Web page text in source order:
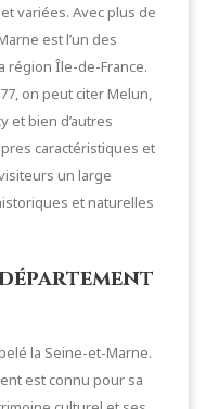
variées. Avec plus de
est l’un des
région Île-de-France.
on peut citer Melun,
et bien d’autres
caractéristiques et
un large
et naturelles
la Seine-et-Marne.
est connu pour sa